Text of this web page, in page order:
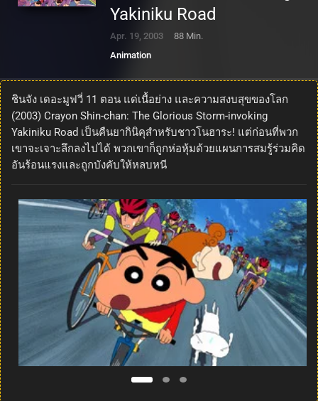
Yakiniku Road
Apr. 19, 2003
88 Min.
Animation
ชินจัง เดอะมูฟวี่ 11 ตอน แด่เนื้อย่าง และความสงบสุขของโลก
(2003) Crayon Shin-chan: The Glorious Storm-invoking
Yakiniku Road เป็นคืนยากินิคุสำหรับชาวโนฮาระ! แต่ก่อนที่พวก
เขาจะเจาะลึกลงไปได้ พวกเขาก็ถูกห่อหุ้มด้วยแผนการสมรู้ร่วมคิด
อันร้อนแรงและถูกบังคับให้หลบหนี